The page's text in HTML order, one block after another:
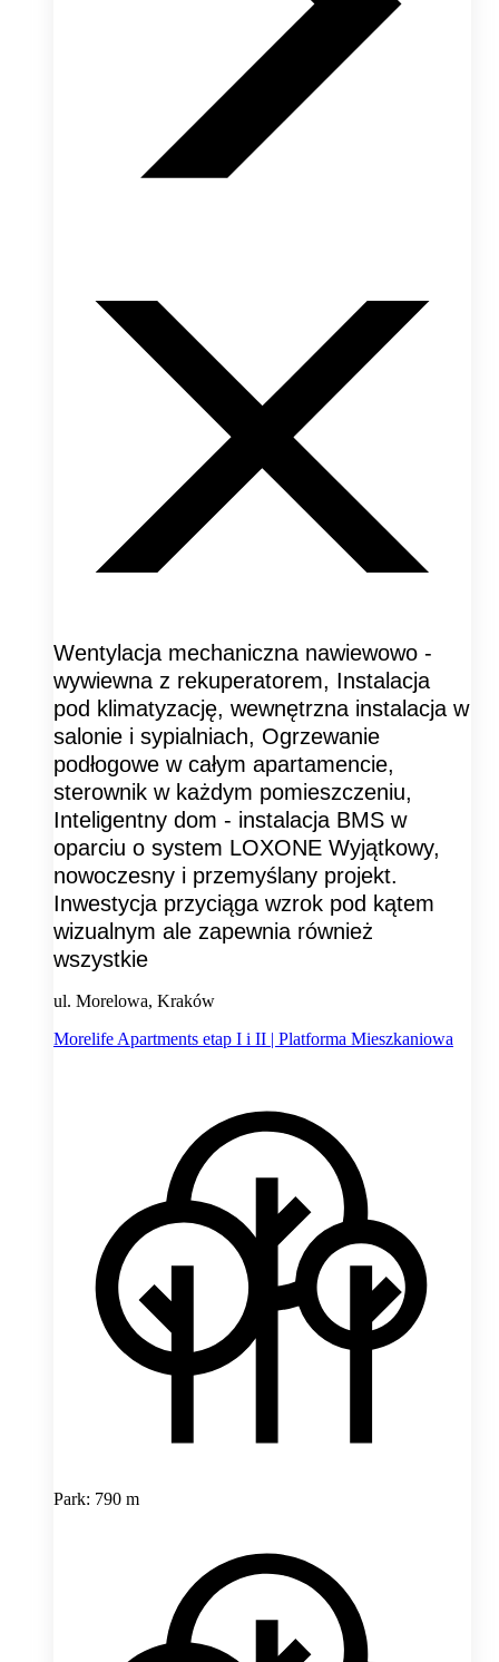
Wentylacja mechaniczna nawiewowo -
wywiewna z rekuperatorem, Instalacja
pod klimatyzację, wewnętrzna instalacja w
salonie i sypialniach, Ogrzewanie
podłogowe w całym apartamencie,
sterownik w każdym pomieszczeniu,
Inteligentny dom - instalacja BMS w
oparciu o system LOXONE Wyjątkowy,
nowoczesny i przemyślany projekt.
Inwestycja przyciąga wzrok pod kątem
wizualnym ale zapewnia również
wszystkie
ul. Morelowa, Kraków
Morelife Apartments etap I i II | Platforma Mieszkaniowa
Park: 790 m